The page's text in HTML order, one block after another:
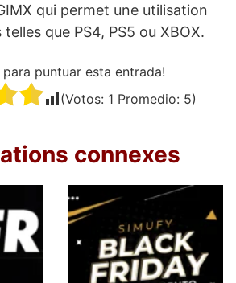
qui permet une utilisation
que PS4, PS5 ou XBOX.
para puntuar esta entrada!
(Votos: 1 Promedio: 5)
connexes